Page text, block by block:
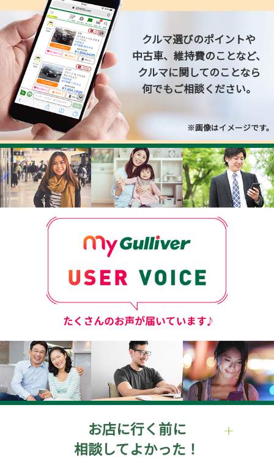
クルマ選びのポイントや
中古車、維持費のことなど、
クルマに関してのことなら
何でもご相談ください。
※画像はイメージです。
お店に行く前に
相談してよかった！